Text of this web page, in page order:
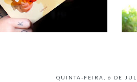
DA LIBERDADE -QUINTA-FEIRA, 6 DE